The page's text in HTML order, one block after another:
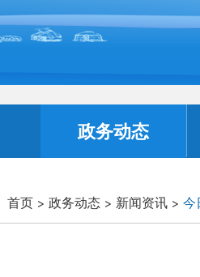
政务动态
首页 > 政务动态 > 新闻资讯 > 今